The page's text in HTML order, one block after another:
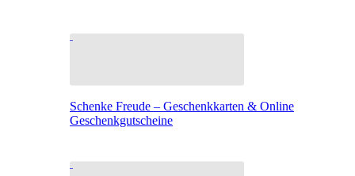
Schenke Freude – Geschenkkarten & Online
Geschenkgutscheine